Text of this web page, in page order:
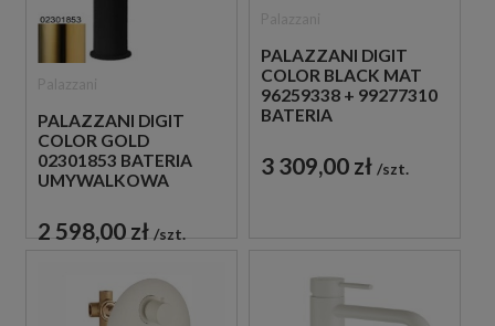
PALAZZANI DIGIT
COLOR GOLD
02301853 BATERIA
UMYWALKOWA
JEDNOUCHWYTOWA
ZŁOTA
2 598,00 zł szt.
PALAZZANI DIGIT
COLOR BLACK MAT
96259338 + 99277310
BATERIA
TERMOSTATEM
CZARNA
3 309,00 zł szt.